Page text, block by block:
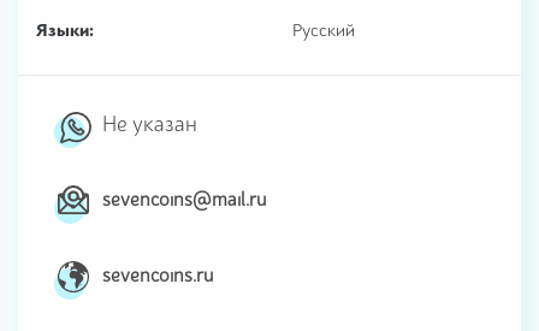
Языки:
Русский
Не указан
sevencoins@mail.ru
sevencoins.ru